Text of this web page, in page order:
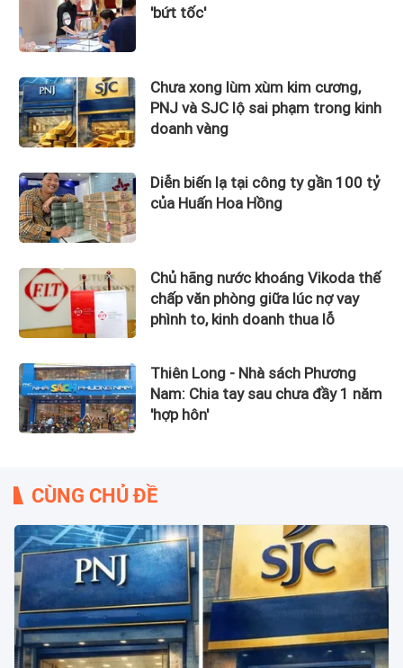
'bứt tốc'
Chưa xong lùm xùm kim cương,
PNJ và SJC lộ sai phạm trong kinh
doanh vàng
Diễn biến lạ tại công ty gần 100 tỷ
của Huấn Hoa Hồng
Chủ hãng nước khoáng Vikoda thế
chấp văn phòng giữa lúc nợ vay
phình to, kinh doanh thua lỗ
Thiên Long - Nhà sách Phương
Nam: Chia tay sau chưa đầy 1 năm
'hợp hôn'
CÙNG CHỦ ĐỀ